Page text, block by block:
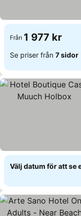
Från 1 977 kr
Se priser från 7 sidor
Välj datum för att se